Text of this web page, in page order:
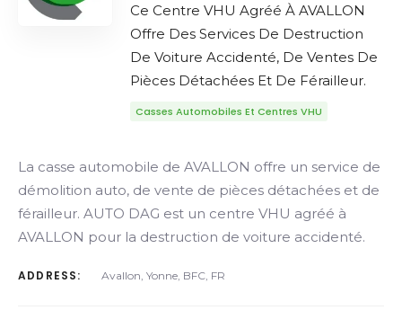
Ce Centre VHU Agréé À AVALLON
Offre Des Services De Destruction
De Voiture Accidenté, De Ventes De
Pièces Détachées Et De Férailleur.
Casses Automobiles Et Centres VHU
La casse automobile de AVALLON offre un service de
démolition auto, de vente de pièces détachées et de
férailleur. AUTO DAG est un centre VHU agréé à
AVALLON pour la destruction de voiture accidenté.
ADDRESS: Avallon, Yonne, BFC, FR